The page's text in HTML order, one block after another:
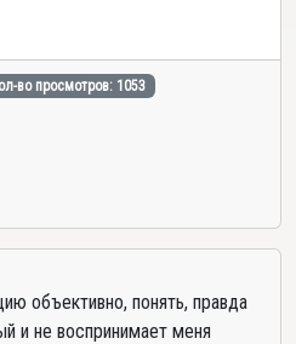
во просмотров: 1053
объективно, понять, правда
и не воспринимает меня